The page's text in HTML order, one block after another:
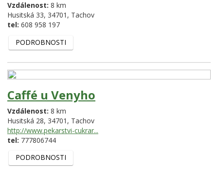
Vzdálenost: 8 km
Husitská 33, 34701, Tachov
tel: 608 958 197
PODROBNOSTI
Caffé u Venyho
Vzdálenost: 8 km
Husitská 28, 34701, Tachov
http://www.pekarstvi-cukrar...
tel: 777806744
PODROBNOSTI